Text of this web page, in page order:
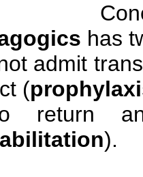
has
admit
(
return
).